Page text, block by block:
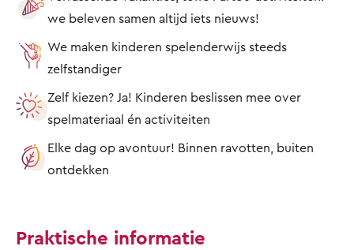
we beleven samen altijd iets nieuws!
We maken kinderen spelenderwijs steeds
zelfstandiger
Zelf kiezen? Ja! Kinderen beslissen mee over
spelmateriaal én activiteiten
Elke dag op avontuur! Binnen ravotten, buiten
ontdekken
Praktische informatie